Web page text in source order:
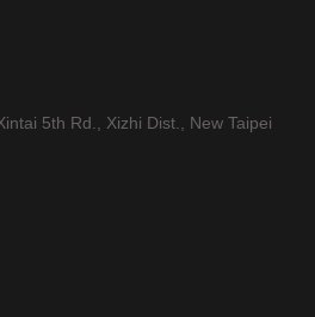
5th Rd., Xizhi Dist., New Taipei